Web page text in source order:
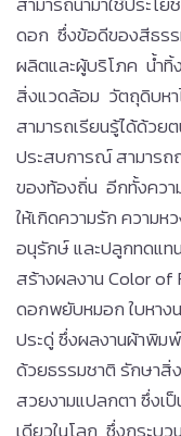
ดอก ซึ่งข้อดีของสีธร
ผลิตและผู้บริโภค น้ำทิ้
สิ่งแวดล้อม วัตถุดิบหา
สามารถเรียนรู้ได้ด้วย
ประสบการณ์ สามาร
ของท้องถิ่น อีกทั้งคว
ให้เกิดความรัก ความห
อนุรักษ์ และปลูกทดแท
สร้างผลงาน Color of
ดอกพยับหมอก ใบหาง
ประดู่ ซึ่งผลงานผ้าพิม
ด้วยธรรมชาติ รักษาสิ่
สวยงามแปลกตา ซึ่งเ